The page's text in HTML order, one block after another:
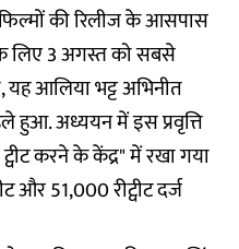
की रिलीज के आसपास
लिए 3 अगस्त को सबसे
यह आलिया भट्ट अभिनीत
हुआ. अध्ययन में इस प्रवृत्ति
करने के केंद्र" में रखा गया
51,000 रीट्वीट दर्ज